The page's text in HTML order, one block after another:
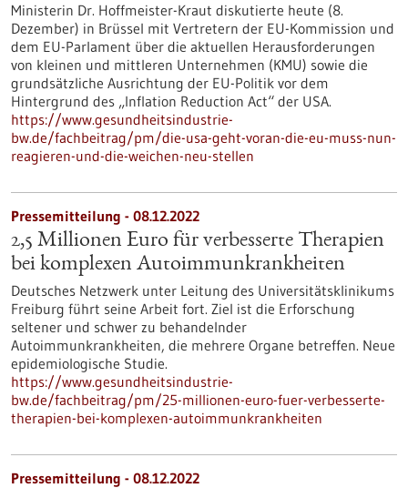
Ministerin Dr. Hoffmeister-Kraut diskutierte heute (8.
Dezember) in Brüssel mit Vertretern der EU-Kommission und
dem EU-Parlament über die aktuellen Herausforderungen
von kleinen und mittleren Unternehmen (KMU) sowie die
grundsätzliche Ausrichtung der EU-Politik vor dem
Hintergrund des „Inflation Reduction Act“ der USA.
https://www.gesundheitsindustrie-
bw.de/fachbeitrag/pm/die-usa-geht-voran-die-eu-muss-nun-
reagieren-und-die-weichen-neu-stellen
Pressemitteilung - 08.12.2022
2,5 Millionen Euro für verbesserte Therapien
bei komplexen Autoimmunkrankheiten
Deutsches Netzwerk unter Leitung des Universitätsklinikums
Freiburg führt seine Arbeit fort. Ziel ist die Erforschung
seltener und schwer zu behandelnder
Autoimmunkrankheiten, die mehrere Organe betreffen. Neue
epidemiologische Studie.
https://www.gesundheitsindustrie-
bw.de/fachbeitrag/pm/25-millionen-euro-fuer-verbesserte-
therapien-bei-komplexen-autoimmunkrankheiten
Pressemitteilung - 08.12.2022